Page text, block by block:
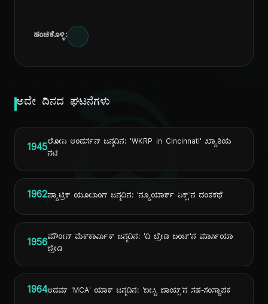
ದಿ
ಹಂಚಿಕೊಳ್ಳಿ:
ಅದೇ ದಿನದ ಘಟನೆಗಳು
1945ಲೋನಿ ಆಂಡರ್ಸನ್ ಜನ್ಮದಿನ: 'WKRP in Cincinnati' ಖ್ಯಾತಿಯ
ನಟಿ
1962ಪ್ಯಾಟ್ರಿಕ್ ಯೂಯಿಂಗ್ ಜನ್ಮದಿನ: 'ನ್ಯೂಯಾರ್ಕ್ ನಿಕ್ಸ್'ನ ದಂತಕಥೆ
1956ಮೌರೀನ್ ಮೆಕ್‌ಕಾರ್ಮಿಕ್ ಜನ್ಮದಿನ: 'ದಿ ಬ್ರೇಡಿ ಬಂಚ್'ನ ಮಾರ್ಸಿಯಾ
ಬ್ರೇಡಿ
1964ಆಡಮ್ 'MCA' ಯಾಕ್ ಜನ್ಮದಿನ: 'ಬೀಸ್ಟಿ ಬಾಯ್ಸ್'ನ ಸಹ-ಸಂಸ್ಥಾಪಕ